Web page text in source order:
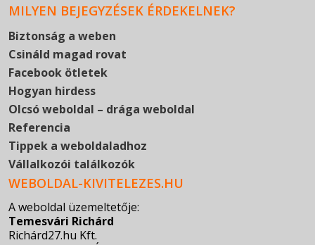
MILYEN BEJEGYZÉSEK ÉRDEKELNEK?
Biztonság a weben
Csináld magad rovat
Facebook ötletek
Hogyan hirdess
Olcsó weboldal – drága weboldal
Referencia
Tippek a weboldaladhoz
Vállalkozói találkozók
WEBOLDAL-KIVITELEZES.HU
A weboldal üzemeltetője:
Temesvári Richárd
Richárd27.hu Kft.